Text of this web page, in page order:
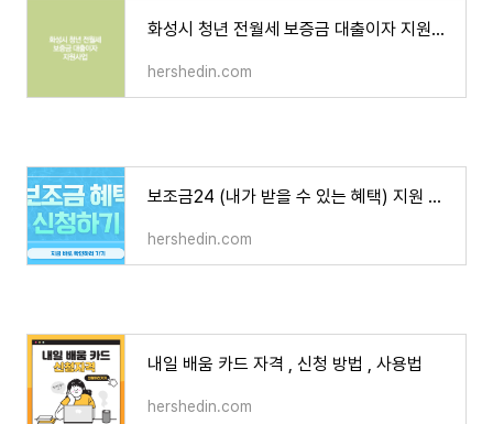
화성시 청년 전월세 보증금 대출이자 지원사업
hershedin.com
보조금24 (내가 받을 수 있는 혜택) 지원 확인 및 신청 방법
hershedin.com
내일 배움 카드 자격 , 신청 방법 , 사용법
hershedin.com